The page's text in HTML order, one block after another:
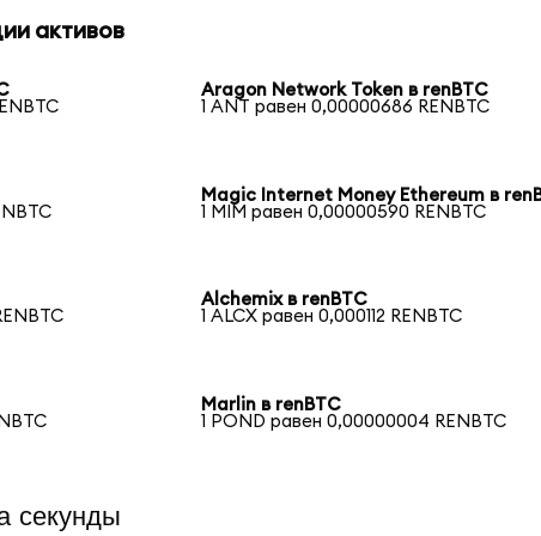
активов
Aragon Network Token в renBTC
1 ANT равен 0,00000686 RENBTC
Magic Internet Money Ethereum в
1 MIM равен 0,00000590 RENBTC
Alchemix в renBTC
1 ALCX равен 0,000112 RENBTC
Marlin в renBTC
1 POND равен 0,00000004 RENBTC
секунды